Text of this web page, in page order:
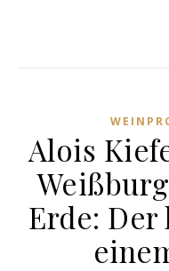
Alois
Erde: Der